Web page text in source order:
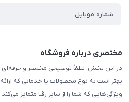
مختصری درباره فروشگاه
در این بخش، لطفاً توضیحی مختصر و حرفه‌ای
بهتر است به نوع محصولات یا خدماتی که
ویژگی‌هایی که شما را از سایر رقبا متمایز